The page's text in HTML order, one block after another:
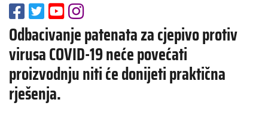
Odbacivanje patenata za cjepivo protiv
virusa COVID-19 neće povećati
proizvodnju niti će donijeti praktična
rješenja.